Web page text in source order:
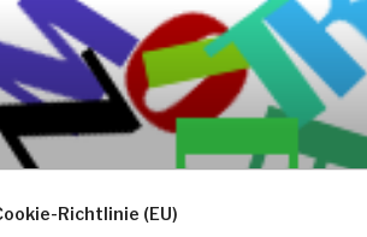
Richtlinie (EU)